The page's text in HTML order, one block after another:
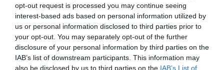
opt-out request is processed you may continue seeing
interest-based ads based on personal information utilized by
us or personal information disclosed to third parties prior to
your opt-out. You may separately opt-out of the further
disclosure of your personal information by third parties on the
IAB’s list of downstream participants. This information may
also be disclosed by us to third parties on the IAB’s List of
Ακολουθήστε το Culturenow.gr